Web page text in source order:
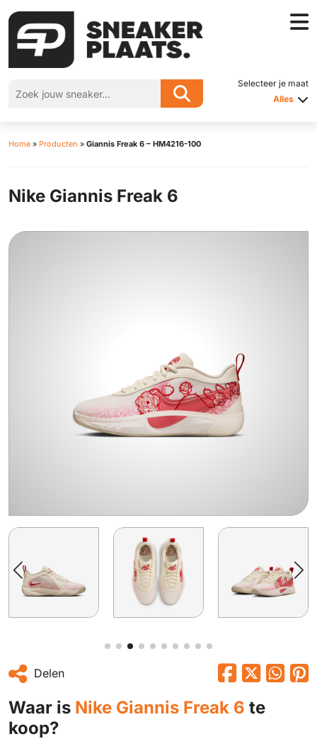
Selecteer je maat
Alles
Home » Producten » Giannis Freak 6 – HM4216-100
Nike Giannis Freak 6
Delen
Waar is Nike Giannis Freak 6 te
koop?